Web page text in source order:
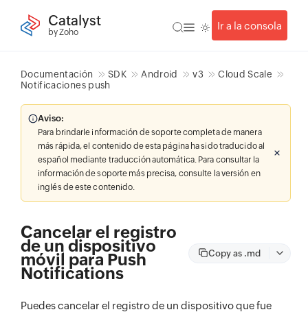
Catalyst
by Zoho
Ir a la consola
Documentación SDK Android v3
Cloud Scale
Notificaciones push
Aviso:
Para brindarle información de soporte completa de manera
más rápida, el contenido de esta página ha sido traducido al
español mediante traducción automática. Para consultar la
información de soporte más precisa, consulte la versión en
inglés de este contenido.
Cancelar el registro
de un dispositivo
móvil para Push
Notifications
Copy as .md
Puedes cancelar el registro de un dispositivo que fue